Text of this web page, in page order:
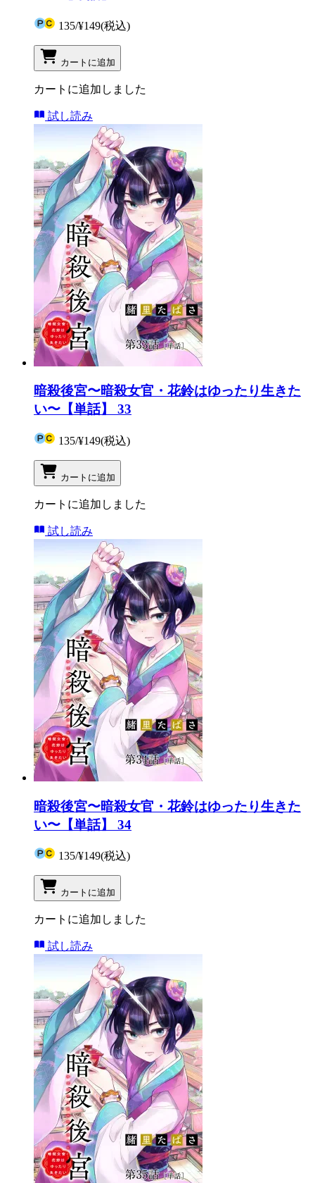
135/¥149(税込)
カートに追加
カートに追加しました
試し読み
暗殺後宮〜暗殺女官・花鈴はゆったり生きた
い〜【単話】 33
135/¥149(税込)
カートに追加
カートに追加しました
試し読み
暗殺後宮〜暗殺女官・花鈴はゆったり生きた
い〜【単話】 34
135/¥149(税込)
カートに追加
カートに追加しました
試し読み